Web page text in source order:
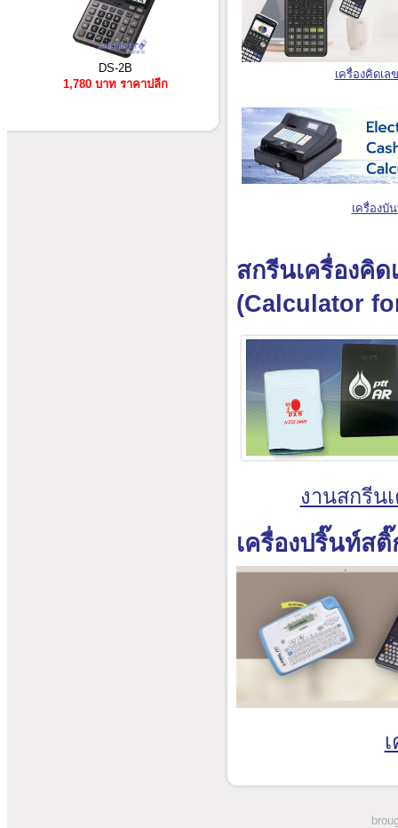
DS-2B
1,780 บาท ราคาปลีก
เครื่องคิดเล
เครื่องบั
สกรีนเครื่องคิ
(Calculator
งานสกรีน
เครื่องปริ๊นท์สติ๊